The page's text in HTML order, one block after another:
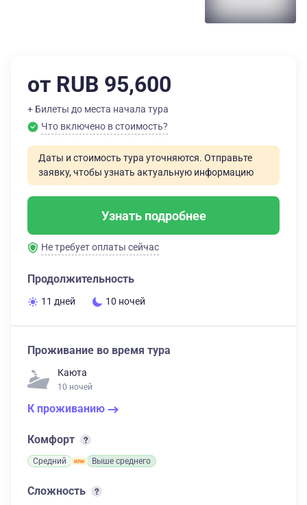
от RUB 95,600
+ Билеты до места начала тура
Что включено в стоимость?
Даты и стоимость тура уточняются. Отправьте
заявку, чтобы узнать актуальную информацию
Узнать подробнее
Не требует оплаты сейчас
Продолжительность
11 дней 10 ночей
Проживание во время тура
Каюта
10 ночей
К проживанию
Комфорт
Средний Выше среднего
Сложность